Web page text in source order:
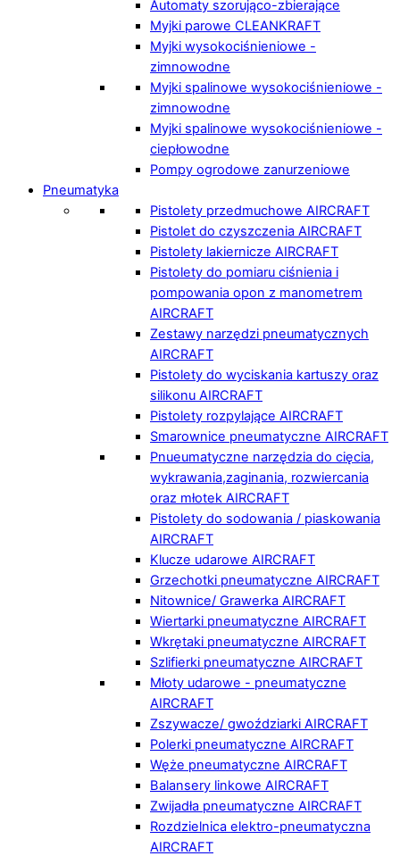
Automaty szorująco-zbierające
Myjki parowe CLEANKRAFT
Myjki wysokociśnieniowe -
zimnowodne
Myjki spalinowe wysokociśnieniowe -
zimnowodne
Myjki spalinowe wysokociśnieniowe -
ciepłowodne
Pompy ogrodowe zanurzeniowe
Pneumatyka
Pistolety przedmuchowe AIRCRAFT
Pistolet do czyszczenia AIRCRAFT
Pistolety lakiernicze AIRCRAFT
Pistolety do pomiaru ciśnienia i
pompowania opon z manometrem
AIRCRAFT
Zestawy narzędzi pneumatycznych
AIRCRAFT
Pistolety do wyciskania kartuszy oraz
silikonu AIRCRAFT
Pistolety rozpylające AIRCRAFT
Smarownice pneumatyczne AIRCRAFT
Pnueumatyczne narzędzia do cięcia,
wykrawania,zaginania, rozwiercania
oraz młotek AIRCRAFT
Pistolety do sodowania / piaskowania
AIRCRAFT
Klucze udarowe AIRCRAFT
Grzechotki pneumatyczne AIRCRAFT
Nitownice/ Grawerka AIRCRAFT
Wiertarki pneumatyczne AIRCRAFT
Wkrętaki pneumatyczne AIRCRAFT
Szlifierki pneumatyczne AIRCRAFT
Młoty udarowe - pneumatyczne
AIRCRAFT
Zszywacze/ gwoździarki AIRCRAFT
Polerki pneumatyczne AIRCRAFT
Węże pneumatyczne AIRCRAFT
Balansery linkowe AIRCRAFT
Zwijadła pneumatyczne AIRCRAFT
Rozdzielnica elektro-pneumatyczna
AIRCRAFT